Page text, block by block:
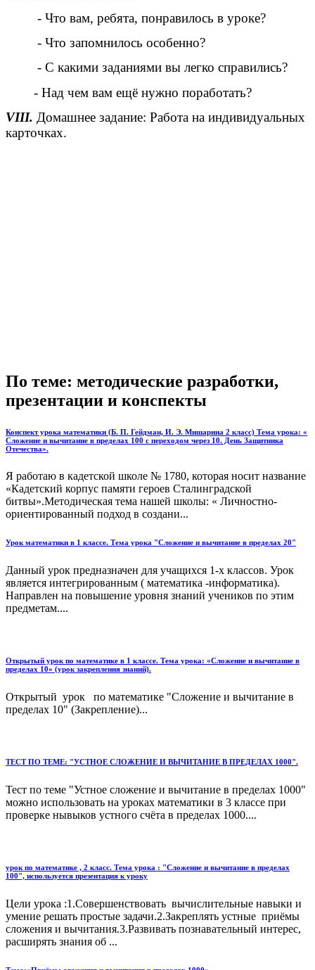
- Что вам, ребята, понравилось в уроке?
- Что запомнилось особенно?
- С какими заданиями вы легко справились?
- Над чем вам ещё нужно поработать?
VIII. Домашнее задание: Работа на индивидуальных
карточках.
По теме: методические разработки,
презентации и конспекты
Конспект урока математики (Б. П. Гейдман, И. Э. Мишарина 2 класс) Тема урока: «
Сложение и вычитание в пределах 100 с переходом через 10. День Защитника
Отечества».
Я работаю в кадетской школе № 1780, которая носит название
«Кадетский корпус памяти героев Сталинградской
битвы».Методическая тема нашей школы: « Личностно-
ориентированный подход в создани...
Урок математики в 1 классе. Тема урока "Сложение и вычитание в пределах 20"
Данный урок предназначен для учащихся 1-х классов. Урок
является интегрированным ( математика -информатика).
Направлен на повышение уровня знаний учеников по этим
предметам....
Открытый урок по математике в 1 классе. Тема урока: «Сложение и вычитание в
пределах 10» (урок закрепления знаний).
Открытый урок по математике "Сложение и вычитание в
пределах 10" (Закрепление)...
ТЕСТ ПО ТЕМЕ: "УСТНОЕ СЛОЖЕНИЕ И ВЫЧИТАНИЕ В ПРЕДЕЛАХ 1000".
Тест по теме "Устное сложение и вычитание в пределах 1000"
можно использовать на уроках математики в 3 классе при
проверке нывыков устного счёта в пределах 1000....
урок по математике , 2 класс. Тема урока : "Сложение и вычитание в пределах
100", используется презентация к уроку
Цели урока :1.Совершенствовать вычислительные навыки и
умение решать простые задачи.2.Закреплять устные приёмы
сложения и вычитания.3.Развивать познавательный интерес,
расширять знания об ...